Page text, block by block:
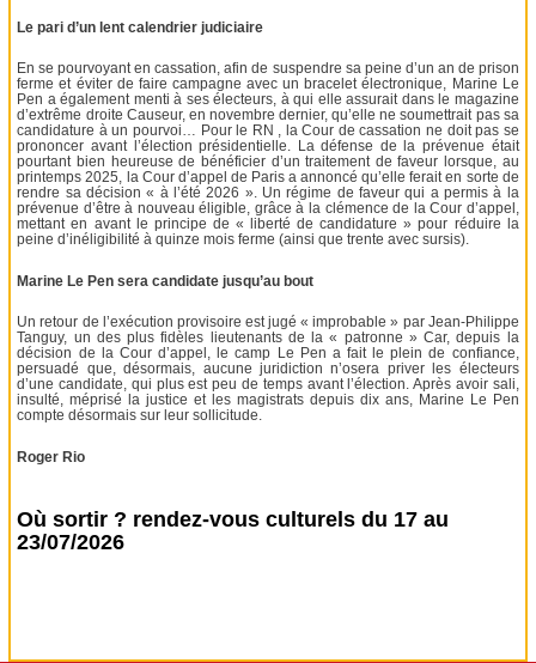
Le pari d’un lent calendrier judiciaire
En se pourvoyant en cassation, afin de suspendre sa peine d’un an de prison
ferme et éviter de faire campagne avec un bracelet électronique, Marine Le
Pen a également menti à ses électeurs, à qui elle assurait dans le magazine
d’extrême droite Causeur, en novembre dernier, qu’elle ne soumettrait pas sa
candidature à un pourvoi… Pour le RN , la Cour de cassation ne doit pas se
prononcer avant l’élection présidentielle. La défense de la prévenue était
pourtant bien heureuse de bénéficier d’un traitement de faveur lorsque, au
printemps 2025, la Cour d’appel de Paris a annoncé qu’elle ferait en sorte de
rendre sa décision « à l’été 2026 ». Un régime de faveur qui a permis à la
prévenue d’être à nouveau éligible, grâce à la clémence de la Cour d’appel,
mettant en avant le principe de « liberté de candidature » pour réduire la
peine d’inéligibilité à quinze mois ferme (ainsi que trente avec sursis).
Marine Le Pen sera candidate jusqu’au bout
Un retour de l’exécution provisoire est jugé « improbable » par Jean-Philippe
Tanguy, un des plus fidèles lieutenants de la « patronne » Car, depuis la
décision de la Cour d’appel, le camp Le Pen a fait le plein de confiance,
persuadé que, désormais, aucune juridiction n’osera priver les électeurs
d’une candidate, qui plus est peu de temps avant l’élection. Après avoir sali,
insulté, méprisé la justice et les magistrats depuis dix ans, Marine Le Pen
compte désormais sur leur sollicitude.
Roger Rio
Où sortir ? rendez-vous culturels du 17 au
23/07/2026